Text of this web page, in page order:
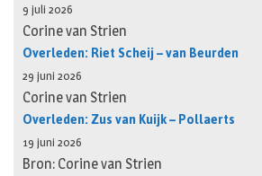
9 juli 2026
Corine van Strien
Overleden: Riet Scheij – van Beurden
29 juni 2026
Corine van Strien
Overleden: Zus van Kuijk – Pollaerts
19 juni 2026
Bron: Corine van Strien